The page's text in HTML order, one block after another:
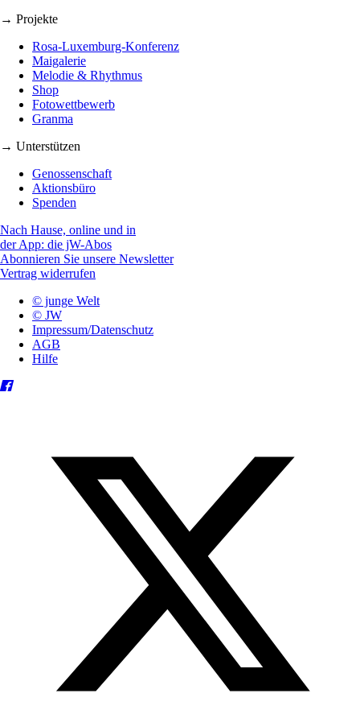
→ Projekte
Rosa-Luxemburg-Konferenz
Maigalerie
Melodie & Rhythmus
Shop
Fotowettbewerb
Granma
→ Unterstützen
Genossenschaft
Aktionsbüro
Spenden
Nach Hause, online und in
der App: die jW-Abos
Abonnieren Sie unsere Newsletter
Vertrag widerrufen
© junge Welt
© JW
Impressum/Datenschutz
AGB
Hilfe